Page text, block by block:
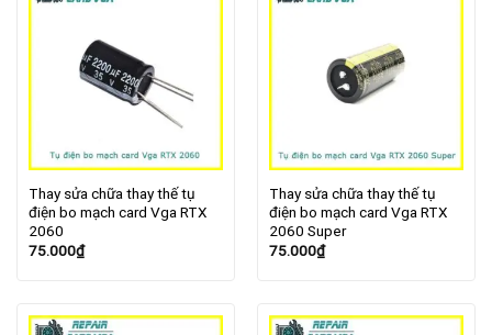
Thay sửa chữa thay thế tụ
điện bo mạch card Vga RTX
2060
75.000₫
Thay sửa chữa thay thế tụ
điện bo mạch card Vga RTX
2060 Super
75.000₫